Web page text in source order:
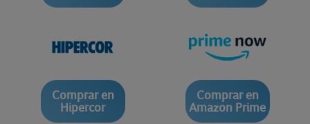
Comprar en
Hipercor
Comprar en
Amazon Prime